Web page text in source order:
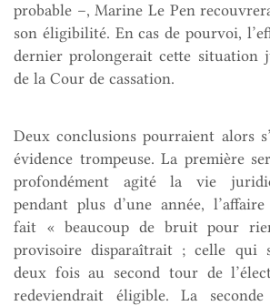
probable –, Marine Le Pen
son éligibilité. En cas de pourvoi,
dernier prolongerait cette situation
de la Cour de cassation.
Deux conclusions pourraient alors
évidence trompeuse. La première
profondément agité la vie
pendant plus d’une année,
fait « beaucoup de bruit pour
provisoire disparaîtrait ; celle qui
deux fois au second tour de
redeviendrait éligible. La